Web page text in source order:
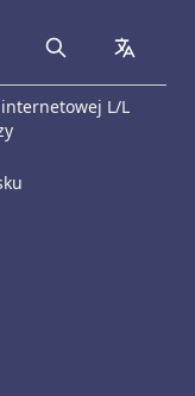
Search
L/L